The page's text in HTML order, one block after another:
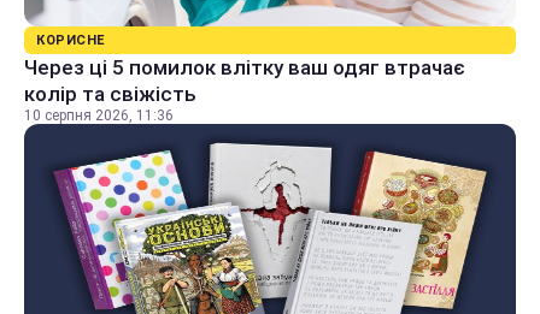
КОРИСНЕ
Через ці 5 помилок влітку ваш одяг втрачає
колір та свіжість
10 серпня 2026, 11:36